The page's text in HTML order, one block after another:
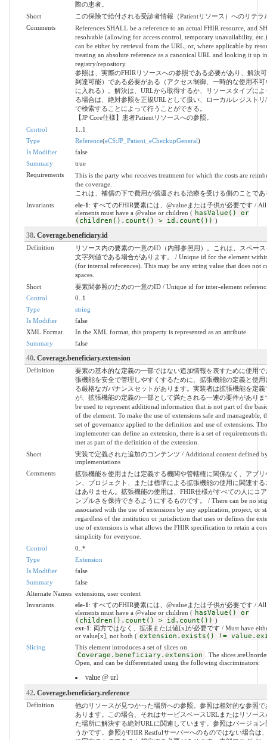
際の患者。
Short
この保険で給付される受診者情報（Patientリソース）へのリテラ
Comments
References SHALL be a reference to an actual FHIR resource, and
resolvable (allowing for access control, temporary unavailability,
can be either by retrieval from the URL, or, where applicable by
treating an absolute reference as a canonical URL and looking it up
registry/repository.
参照は、実際のFHIRリソースへの参照である必要があり、解決
到達可能）である必要がある（アクセス制御、一時的な使用不可
に入れる）。解決は、URLから取得するか、リソースタイプによ
る場合は、絶対参照を正規URLとして扱い、ローカルレジストリ
で検索することによって行うことができる。
【JP Core仕様】患者Patientリソースへの参照。
Control
1..1
Type
Reference(eCS:JP_Patient_eCheckupGeneral)
Is Modifier
false
Summary
true
Requirements
This is the party who receives treatment for which the costs are
the coverage.
これは、補償の下で費用が償還される治療を受ける側のことであ
Invariants
ele-1 : すべてのFHIR要素には、@valueまたは子供が必要です /
elements must have a @value or children ( hasValue() or
(children().count() > id.count()) )
38. Coverage.beneficiary.id
Definition
リソース内の要素の一意のID（内部参照用）。これは、スペー
文字列値である場合があります。 / Unique id for the element
(for internal references). This may be any string value that does not
spaces.
Short
要素間参照のための一意のID / Unique id for inter-element
Control
0..1
Type
string
Is Modifier
false
XML Format
In the XML format, this property is represented as an attribute.
Summary
false
40. Coverage.beneficiary.extension
Definition
要素の基本的な定義の一部ではない追加情報を表すために使用で
張機能を安全で管理しやすくするために、拡張機能の定義と使用
る厳格なガバナンスセットがあります。実装者は拡張機能を定義
が、拡張機能の定義の一部として満たされる一連の要件がありま
be used to represent additional information that is not part of the
of the element. To make the use of extensions safe and manageable,
set of governance applied to the definition and use of extensions.
implementer can define an extension, there is a set of requirements
met as part of the definition of the extension.
Short
実装で定義された追加のコンテンツ / Additional content defined
implementations
Comments
拡張機能を使用または定義する機関や管轄権に関係なく、アプリ
ン、プロジェクト、または標準による拡張機能の使用に関連する
はありません。拡張機能の使用は、FHIR仕様がすべての人にコ
ンプルさを保持できるようにするものです。 / There can be no
associated with the use of extensions by any application, project, or
regardless of the institution or jurisdiction that uses or defines the
use of extensions is what allows the FHIR specification to retain a
simplicity for everyone.
Control
0..*
Type
Extension
Is Modifier
false
Summary
false
Alternate Names extensions, user content
Invariants
ele-1 : すべてのFHIR要素には、@valueまたは子供が必要です /
elements must have a @value or children ( hasValue() or
(children().count() > id.count()) )
ext-1 : 両方ではなく、拡張または値[x]が必要です / Must have
or value[x], not both ( extension.exists() !=
Slicing This element introduces a set of slices on
Coverage.beneficiary.extension
. The slices
Open, and can be differentiated using the following discriminators:
value @ url
42. Coverage.beneficiary.reference
Definition
他のリソースが見つかった場所への参照。参照は相対的な参照で
あります。この場合、それはサービスベースURLまたはリソース
た場所に解決する絶対URLに関連しています。参照はバージョン
うかです。参照がFHIR Restfulサーバーへのものではない場合は